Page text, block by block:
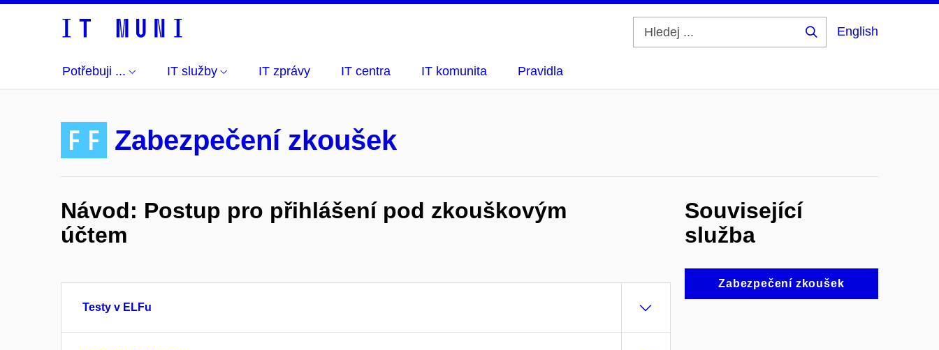
English
Potřebuji ... IT služby IT zprávy IT centra IT komunita Pravidla
FF Zabezpečení zkoušek
Návod: Postup pro přihlášení pod zkouškovým
účtem
Testy v ELFu
Související
služba
Zabezpečení zkoušek